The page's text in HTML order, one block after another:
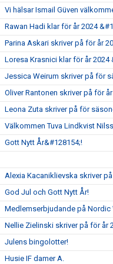
Vi hälsar Ismail Güven
Rawan Hadi klar för år 2024
Parina Askari skriver på för år
Loresa Krasnici klar för år 2024
Jessica Weirum skriver på för
Oliver Rantonen skriver på för
Leona Zuta skriver på för
Välkommen Tuva Lindkvist
Gott Nytt År&#128154;!
Alexia Kacaniklievska skriver
God Jul och Gott Nytt År!
Medlemserbjudande på Nordic
Nellie Zielinski skriver på för år
Julens bingolotter!
Husie IF damer A.